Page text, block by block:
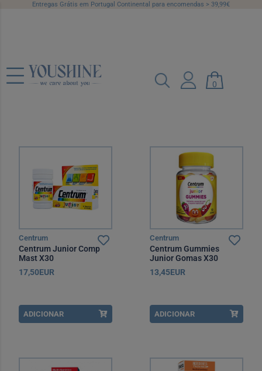
Entregas Grátis em Portugal Continental para encomendas > 39,99€
0
Multivitamínicos
Centrum
Centrum Junior Comp
Mast X30
17,50EUR
ADICIONAR
Centrum
Centrum Gummies
Junior Gomas X30
13,45EUR
ADICIONAR